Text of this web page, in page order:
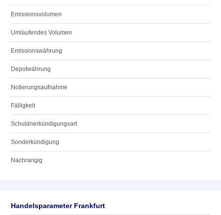
Emissionsvolumen
Umlaufendes Volumen
Emissionswährung
Depotwährung
Notierungsaufnahme
Fälligkeit
Schuldnerkündigungsart
Sonderkündigung
Nachrangig
Handelsparameter Frankfurt